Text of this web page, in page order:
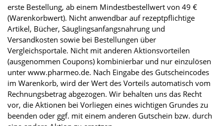
erste Bestellung, ab einem Mindestbestellwert von 49 €
(Warenkorbwert). Nicht anwendbar auf rezeptpflichtige
Artikel, Bücher, Säuglingsanfangsnahrung und
Versandkosten sowie bei Bestellungen über
Vergleichsportale. Nicht mit anderen Aktionsvorteilen
(ausgenommen Coupons) kombinierbar und nur einzulösen
unter www.pharmeo.de. Nach Eingabe des Gutscheincodes
im Warenkorb, wird der Wert des Vorteils automatisch vom
Rechnungsbetrag abgezogen. Wir behalten uns das Recht
vor, die Aktionen bei Vorliegen eines wichtigen Grundes zu
beenden oder ggf. mit einem anderen Gutschein bzw. durch